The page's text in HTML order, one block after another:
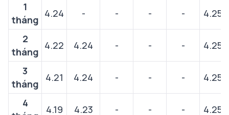
1
tháng
4.24 - - - - 4.25
2
tháng
4.22 4.24 - - - 4.25
3
tháng
4.21 4.24 - - - 4.25
4
4.19 4.23 - - - 4.25